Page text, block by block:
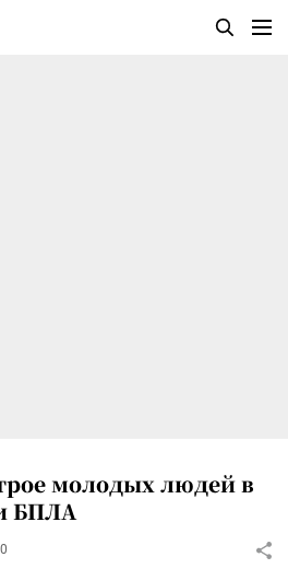
молодых людей в
БПЛА
0